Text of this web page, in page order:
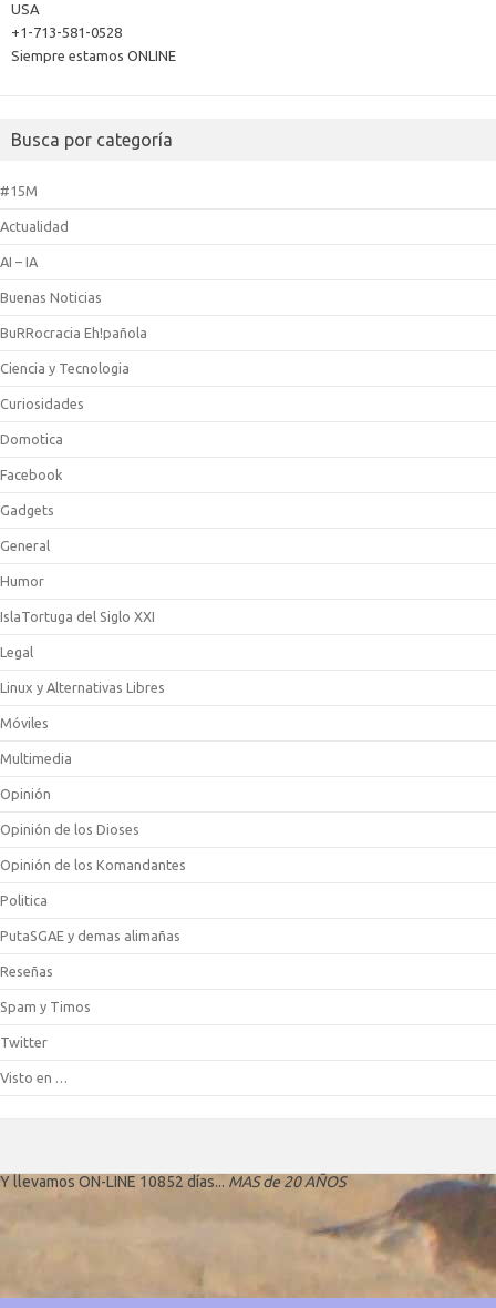
USA
+1-713-581-0528
Siempre estamos ONLINE
Busca por categoría
#15M
Actualidad
AI – IA
Buenas Noticias
BuRRocracia Eh!pañola
Ciencia y Tecnologia
Curiosidades
Domotica
Facebook
Gadgets
General
Humor
IslaTortuga del Siglo XXI
Legal
Linux y Alternativas Libres
Móviles
Multimedia
Opinión
Opinión de los Dioses
Opinión de los Komandantes
Politica
PutaSGAE y demas alimañas
Reseñas
Spam y Timos
Twitter
Visto en …
Y llevamos ON-LINE 10852 días... MAS de 20 AÑOS